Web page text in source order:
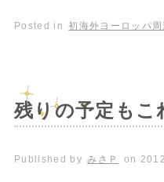
Posted in 初海外ヨーロッパ
残りの予定もこ
Published by みさＰ on